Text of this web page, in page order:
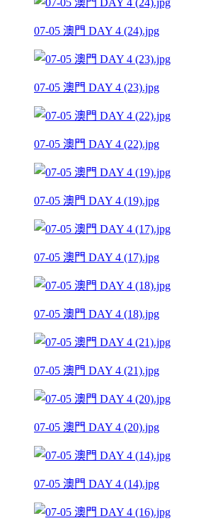
07-05 澳門 DAY 4 (24).jpg
07-05 澳門 DAY 4 (23).jpg
07-05 澳門 DAY 4 (22).jpg
07-05 澳門 DAY 4 (19).jpg
07-05 澳門 DAY 4 (17).jpg
07-05 澳門 DAY 4 (18).jpg
07-05 澳門 DAY 4 (21).jpg
07-05 澳門 DAY 4 (20).jpg
07-05 澳門 DAY 4 (14).jpg